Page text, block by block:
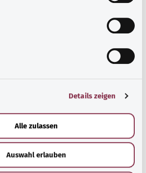
Details zeigen
Alle zulassen
Auswahl erlauben
الأورام المختلفة التي لا يتم تشخيصها في
على المزيد حول التشخيص وخيارات العلاج.
معرفة المزيد